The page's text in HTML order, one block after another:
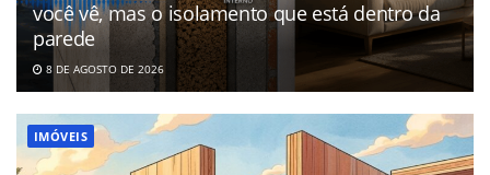
você vê, mas o isolamento que está dentro da
parede
8 DE AGOSTO DE 2026
IMÓVEIS